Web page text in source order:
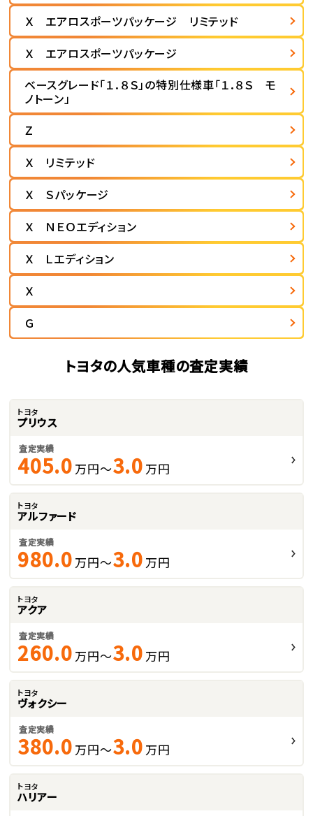
Ｘ エアロスポーツパッケージ リミテッド
Ｘ エアロスポーツパッケージ
ベースグレード「１．８Ｓ」の特別仕様車「１．８Ｓ モ
ノトーン」
Ｚ
Ｘ リミテッド
Ｘ Ｓパッケージ
Ｘ ＮＥＯエディション
Ｘ Ｌエディション
Ｘ
Ｇ
トヨタの人気車種の査定実績
トヨタ
プリウス
査定実績
405.0 万円～3.0 万円
トヨタ
アルファード
査定実績
980.0 万円～3.0 万円
トヨタ
アクア
査定実績
260.0 万円～3.0 万円
トヨタ
ヴォクシー
査定実績
380.0 万円～3.0 万円
トヨタ
ハリアー